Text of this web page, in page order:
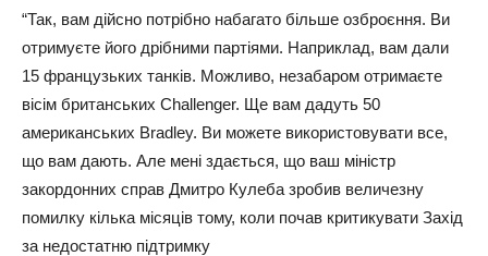
“Так, вам дійсно потрібно набагато більше озброєння. Ви
отримуєте його дрібними партіями. Наприклад, вам дали
15 французьких танків. Можливо, незабаром отримаєте
вісім британських Challenger. Ще вам дадуть 50
американських Bradley. Ви можете використовувати все,
що вам дають. Але мені здається, що ваш міністр
закордонних справ Дмитро Кулеба зробив величезну
помилку кілька місяців тому, коли почав критикувати Захід
за недостатню підтримку